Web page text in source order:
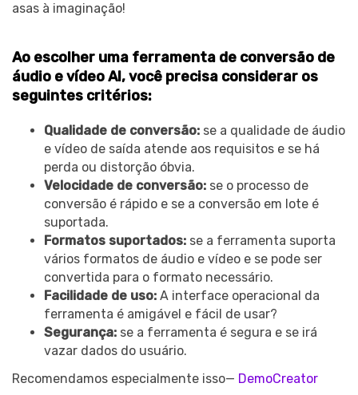
asas à imaginação!
Ao escolher uma ferramenta de conversão de
áudio e vídeo AI, você precisa considerar os
seguintes critérios:
Qualidade de conversão: se a qualidade de áudio
e vídeo de saída atende aos requisitos e se há
perda ou distorção óbvia.
Velocidade de conversão: se o processo de
conversão é rápido e se a conversão em lote é
suportada.
Formatos suportados: se a ferramenta suporta
vários formatos de áudio e vídeo e se pode ser
convertida para o formato necessário.
Facilidade de uso: A interface operacional da
ferramenta é amigável e fácil de usar?
Segurança: se a ferramenta é segura e se irá
vazar dados do usuário.
Recomendamos especialmente isso— DemoCreator